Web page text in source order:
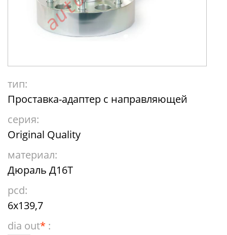
тип:
Проставка-адаптер с направляющей
серия:
Original Quality
материал:
Дюраль Д16Т
pcd:
6x139,7
dia out* :